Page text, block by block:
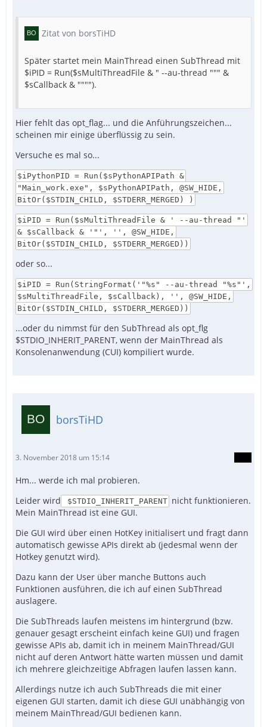
Zitat von borsTiHD
Später startet mein MainThread einen SubThread mit
$iPID = Run($sMultiThreadFile & " --au-thread """ &
$sCallback & """").
Hier fehlt das opt_flag... und die Anführungszeichen...
scheinen mir einige überflüssig zu sein.
Versuche es mal so...
$iPythonPID = Run($sPythonAPIPath &
"Main_work.exe", $sPythonAPIPath, @SW_HIDE,
BitOr($STDIN_CHILD, $STDERR_MERGED) )
$iPID = Run($sMultiThreadFile & ' --au-thread "'
& $sCallback & '"', '', @SW_HIDE,
BitOr($STDIN_CHILD, $STDERR_MERGED))
oder so...
$iPID = Run(StringFormat('"%s" --au-thread "%s"',
$sMultiThreadFile, $sCallback), '', @SW_HIDE,
BitOr($STDIN_CHILD, $STDERR_MERGED))
...oder du nimmst für den SubThread als opt_flg
$STDIO_INHERIT_PARENT, wenn der MainThread als
Konsolenanwendung (CUI) kompiliert wurde.
borsTiHD
3. November 2018 um 15:14
Hm... werde ich mal probieren.
Leider wird
$STDIO_INHERIT_PARENT nicht funktionieren.
Mein MainThread ist eine GUI.
Die GUI wird über einen HotKey initialisert und fragt dann
automatisch gewisse APIs direkt ab (jedesmal wenn der
Hotkey genutzt wird).
Dazu kann der User über manche Buttons auch
Funktionen ausführen, die ich auf einen SubThread
auslagere.
Die SubThreads laufen meistens im hintergrund (bzw.
genauer gesagt erscheint einfach keine GUI) und fragen
gewisse APIs ab, damit ich in meinem MainThread/GUI
nicht auf deren Antwort hätte warten müssen und damit
ich mehrere gleichzeitige Abfragen laufen lassen kann.
Allerdings nutze ich auch SubThreads die mit einer
eigenen GUI starten, damit ich diese GUI unäbhängig von
meinem MainThread/GUI bedienen kann.